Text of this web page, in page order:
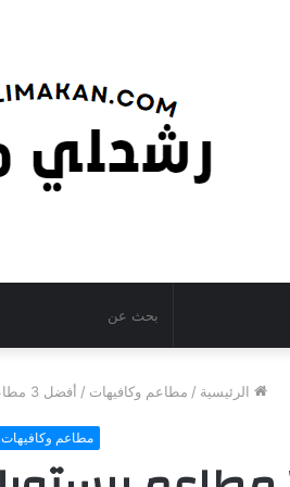
الرئيسية / مطاعم وكافيهات / أفضل 3 مطاعم ريستورانتي في برج خليفة
مطاعم وكافيهات